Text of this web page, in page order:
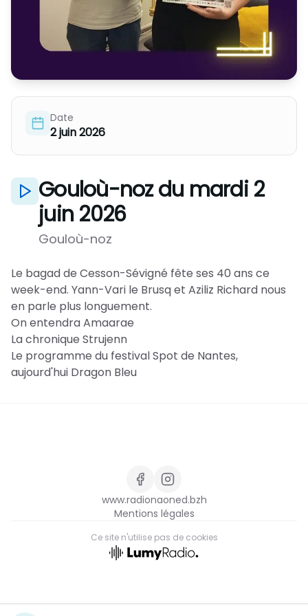
Date
2 juin 2026
Gouloù-noz du mardi 2
juin 2026
Gouloù-noz
Le bagad de Cesson-Sévigné fête ses 40 ans ce
week-end. Yann-Vari le Brusq et Aziliz Richard nous
en parle plus longuement.
On entendra Amaarae
La chronique Strujenn
Le programme du festival Spot de Nantes,
aujourd'hui Dragon Bleu
www.radionaoned.bzh
Mentions légales
Ce site n'utilise pas de cookies